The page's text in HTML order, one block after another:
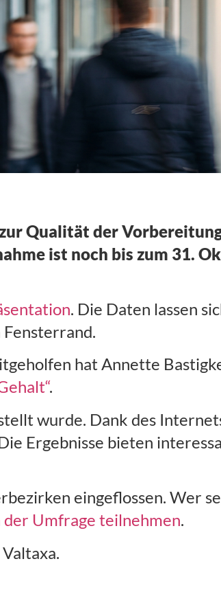
Qualität der
ist noch bis zum 31.
. Die Daten lassen
hat Annette
.
wurde. Dank des
Ergebnisse bieten
eingeflossen. Wer
der Umfrage teilnehmen.